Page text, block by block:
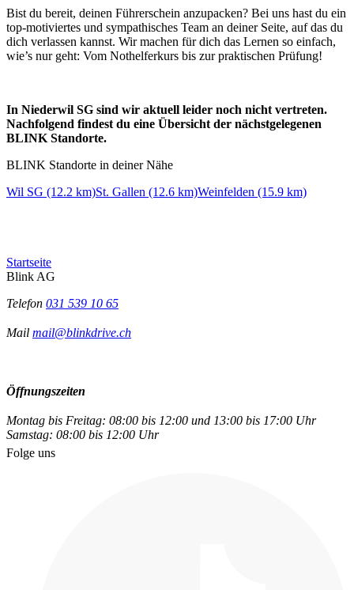
Bist du bereit, deinen Führerschein anzupacken? Bei uns hast du ein
top-motiviertes und sympathisches Team an deiner Seite, auf das du
dich verlassen kannst. Wir machen für dich das Lernen so einfach,
wie’s nur geht: Vom Nothelferkurs bis zur praktischen Prüfung!
In Niederwil SG sind wir aktuell leider noch nicht vertreten.
Nachfolgend findest du eine Übersicht der nächstgelegenen
BLINK Standorte.
BLINK Standorte in deiner Nähe
Wil SG (12.2 km)St. Gallen (12.6 km)Weinfelden (15.9 km)
Startseite
Blink AG
Telefon 031 539 10 65
Mail mail@blinkdrive.ch
Öffnungszeiten
Montag bis Freitag: 08:00 bis 12:00 und 13:00 bis 17:00 Uhr
Samstag: 08:00 bis 12:00 Uhr
Folge uns